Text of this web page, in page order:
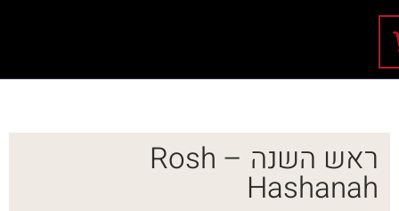
ראש השנה – Rosh
Hashanah